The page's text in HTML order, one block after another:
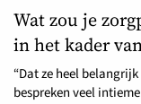
Wat zou je
in het kader
“Dat ze heel
bespreken veel